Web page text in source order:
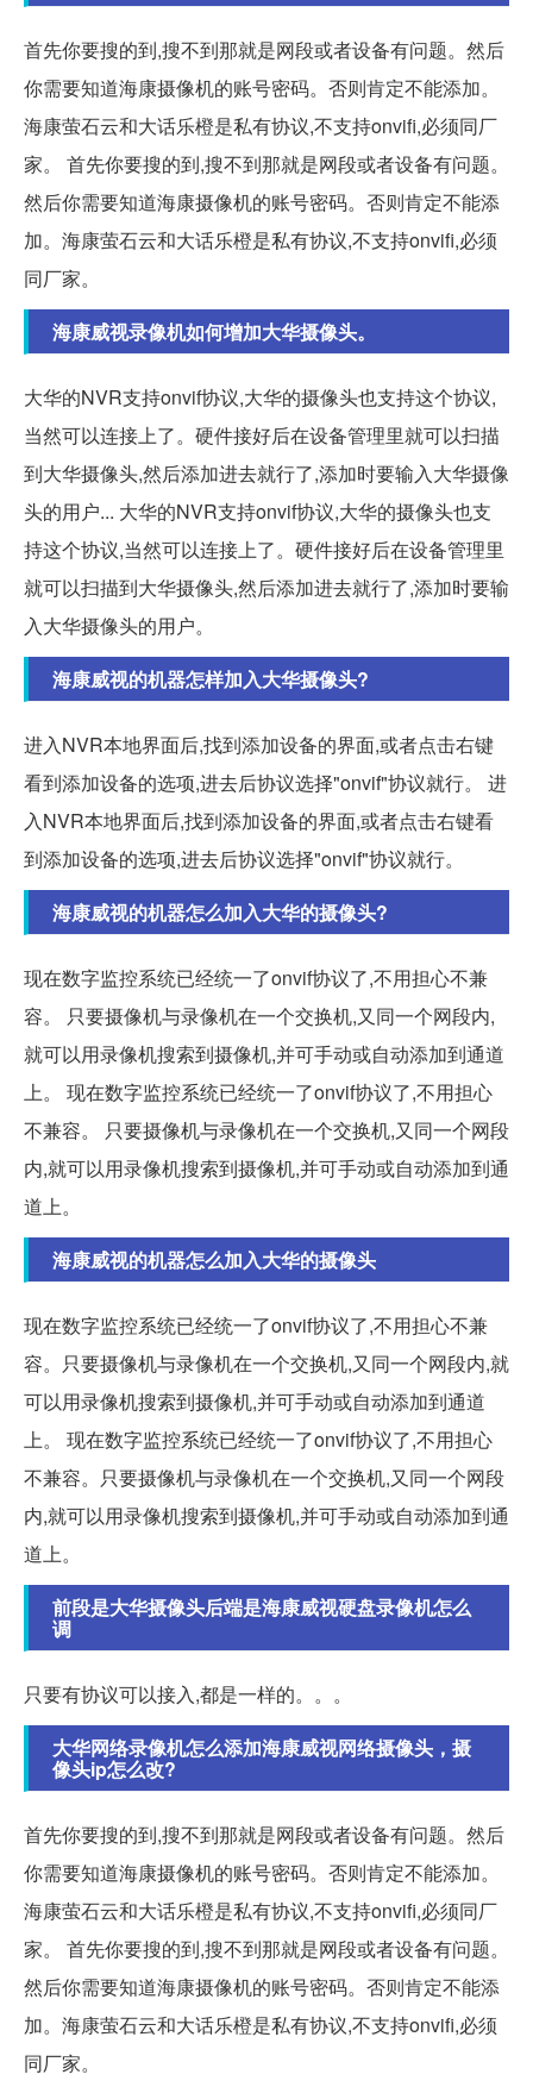
首先你要搜的到,搜不到那就是网段或者设备有问题。然后
你需要知道海康摄像机的账号密码。否则肯定不能添加。
海康萤石云和大话乐橙是私有协议,不支持onvifi,必须同厂
家。 首先你要搜的到,搜不到那就是网段或者设备有问题。
然后你需要知道海康摄像机的账号密码。否则肯定不能添
加。海康萤石云和大话乐橙是私有协议,不支持onvifi,必须
同厂家。
海康威视录像机如何增加大华摄像头。
大华的NVR支持onvif协议,大华的摄像头也支持这个协议,
当然可以连接上了。硬件接好后在设备管理里就可以扫描
到大华摄像头,然后添加进去就行了,添加时要输入大华摄像
头的用户... 大华的NVR支持onvif协议,大华的摄像头也支
持这个协议,当然可以连接上了。硬件接好后在设备管理里
就可以扫描到大华摄像头,然后添加进去就行了,添加时要输
入大华摄像头的用户。
海康威视的机器怎样加入大华摄像头?
进入NVR本地界面后,找到添加设备的界面,或者点击右键
看到添加设备的选项,进去后协议选择"onvif"协议就行。 进
入NVR本地界面后,找到添加设备的界面,或者点击右键看
到添加设备的选项,进去后协议选择"onvif"协议就行。
海康威视的机器怎么加入大华的摄像头?
现在数字监控系统已经统一了onvif协议了,不用担心不兼
容。 只要摄像机与录像机在一个交换机,又同一个网段内,
就可以用录像机搜索到摄像机,并可手动或自动添加到通道
上。 现在数字监控系统已经统一了onvif协议了,不用担心
不兼容。 只要摄像机与录像机在一个交换机,又同一个网段
内,就可以用录像机搜索到摄像机,并可手动或自动添加到通
道上。
海康威视的机器怎么加入大华的摄像头
现在数字监控系统已经统一了onvif协议了,不用担心不兼
容。只要摄像机与录像机在一个交换机,又同一个网段内,就
可以用录像机搜索到摄像机,并可手动或自动添加到通道
上。 现在数字监控系统已经统一了onvif协议了,不用担心
不兼容。只要摄像机与录像机在一个交换机,又同一个网段
内,就可以用录像机搜索到摄像机,并可手动或自动添加到通
道上。
前段是大华摄像头后端是海康威视硬盘录像机怎么
调
只要有协议可以接入,都是一样的。。。
大华网络录像机怎么添加海康威视网络摄像头，摄
像头ip怎么改?
首先你要搜的到,搜不到那就是网段或者设备有问题。然后
你需要知道海康摄像机的账号密码。否则肯定不能添加。
海康萤石云和大话乐橙是私有协议,不支持onvifi,必须同厂
家。 首先你要搜的到,搜不到那就是网段或者设备有问题。
然后你需要知道海康摄像机的账号密码。否则肯定不能添
加。海康萤石云和大话乐橙是私有协议,不支持onvifi,必须
同厂家。